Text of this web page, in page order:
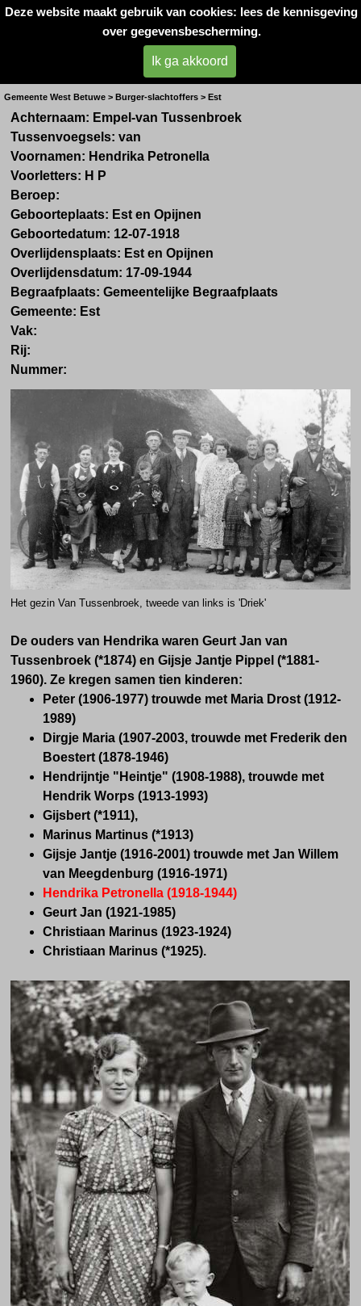
Deze website maakt gebruik van cookies: lees de kennisgeving
over gegevensbescherming.
Ik ga akkoord
Oorlogsslachtoffers
West- Betuwe
Mevr. H. P. van Empel- Tussenbroek
Gemeente West Betuwe > Burger-slachtoffers > Est
Achternaam: Empel-van Tussenbroek
Tussenvoegsels: van
Voornamen: Hendrika Petronella
Voorletters: H P
Beroep:
Geboorteplaats: Est en Opijnen
Geboortedatum: 12-07-1918
Overlijdensplaats: Est en Opijnen
Overlijdensdatum: 17-09-1944
Begraafplaats: Gemeentelijke Begraafplaats
Gemeente: Est
Vak:
Rij:
Nummer:
Het gezin Van Tussenbroek, tweede van links is 'Driek'
De ouders van Hendrika waren Geurt Jan van
Tussenbroek (*1874) en Gijsje Jantje Pippel (*1881-
1960). Ze kregen samen tien kinderen:
Peter (1906-1977) trouwde met Maria Drost (1912-
1989)
Dirgje Maria (1907-2003, trouwde met Frederik den
Boestert (1878-1946)
Hendrijntje "Heintje" (1908-1988), trouwde met
Hendrik Worps (1913-1993)
Gijsbert (*1911),
Marinus Martinus (*1913)
Gijsje Jantje (1916-2001) trouwde met Jan Willem
van Meegdenburg (1916-1971)
Hendrika Petronella (1918-1944)
Geurt Jan (1921-1985)
Christiaan Marinus (1923-1924)
Christiaan Marinus (*1925).